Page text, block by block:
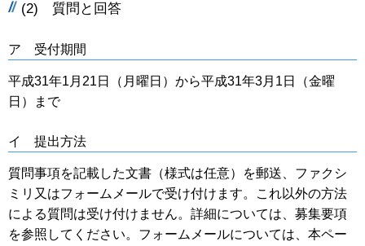
(2) 質問と回答
ア 受付期間
平成31年1月21日（月曜日）から平成31年3月1日（金曜
日）まで
イ 提出方法
質問事項を記載した文書（様式は任意）を郵送、ファクシ
ミリ又はフォームメールで受け付けます。これ以外の方法
による質問は受け付けません。詳細については、募集要項
を参照してください。フォームメールについては、本ペー